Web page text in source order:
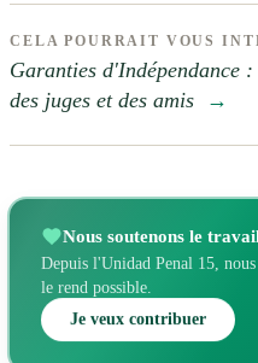
CELA POURRAIT VOUS
Garanties d'Indépendance
des juges et des amis
→
Nous soutenons le
Depuis l'Unidad Penal 15,
le rend possible.
Je veux contribuer